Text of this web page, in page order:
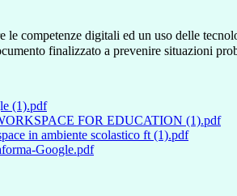
competenze digitali ed un uso delle
finalizzato a prevenire situazioni
(1).pdf
FOR EDUCATION (1).pdf
in ambiente scolastico ft (1).pdf
Google.pdf